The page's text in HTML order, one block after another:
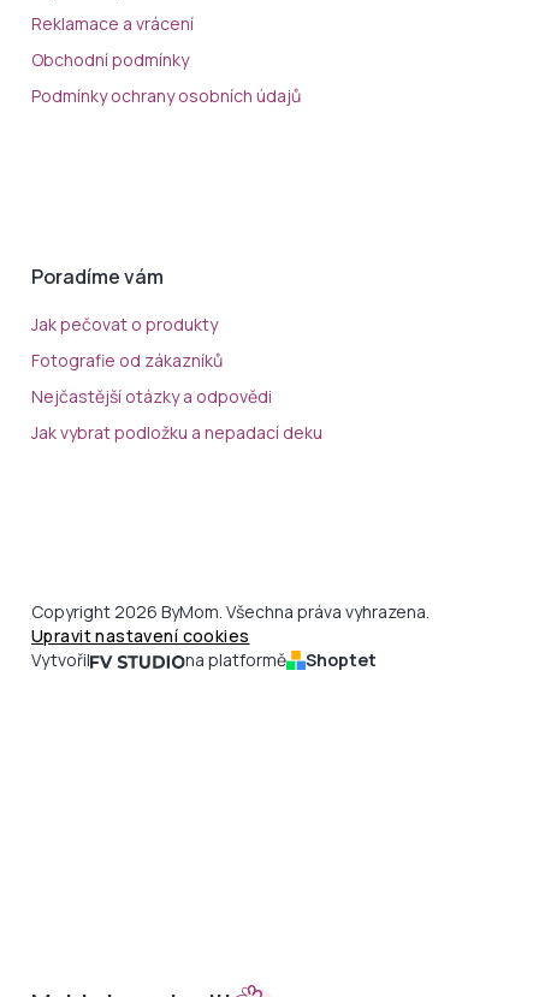
Reklamace a vrácení
Obchodní podmínky
Podmínky ochrany osobních údajů
Poradíme vám
Jak pečovat o produkty
Fotografie od zákazníků
Nejčastější otázky a odpovědi
Jak vybrat podložku a nepadací deku
Copyright 2026 ByMom. Všechna práva vyhrazena.
Upravit nastavení cookies
Vytvořil
na platformě Shoptet